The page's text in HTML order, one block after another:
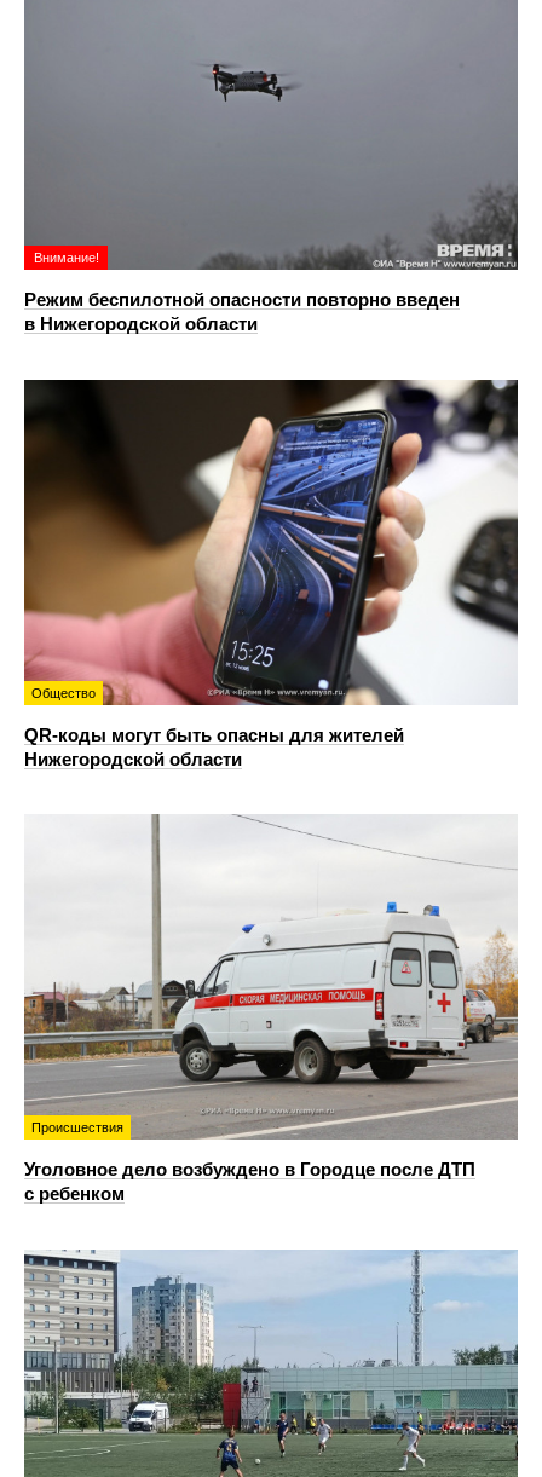
Внимание!
Режим беспилотной опасности повторно введен
в Нижегородской области
Общество
QR-коды могут быть опасны для жителей
Нижегородской области
Происшествия
Уголовное дело возбуждено в Городце после ДТП
с ребенком